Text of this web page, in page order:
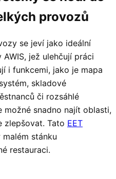
provozů
se jeví jako ideální
jež ulehčují práci
i funkcemi, jako je mapa
skladové
či rozsáhlé
snadno najít oblasti,
zlepšovat. Tato EET
stánku
restauraci.